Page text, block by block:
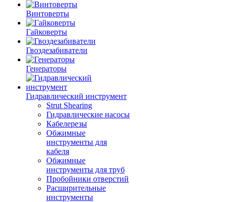
Винтоверты
Гайковерты
Гвоздезабиватели
Генераторы
Гидравлический инструмент
Strut Shearing
Гидравлические насосы
Кабелерезы
Обжимные
инструменты для
кабеля
Обжимные
инструменты для труб
Пробойники отверстий
Расширительные
инструменты